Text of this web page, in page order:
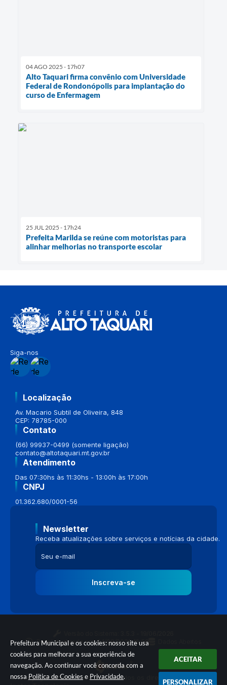
Prefeitura Municipal e os cookies: nosso site usa
cookies para melhorar a sua experiência de
navegação. Ao continuar você concorda com a
nossa Política de Cookies e Privacidade.
ACEITAR
PERSONALIZAR
04 AGO 2025 - 17h07
Alto Taquari firma convênio com Universidade
Federal de Rondonópolis para implantação do
curso de Enfermagem
25 JUL 2025 - 17h24
Prefeita Marilda se reúne com motoristas para
alinhar melhorias no transporte escolar
Siga-nos
Localização
Av. Macario Subtil de Oliveira, 848
CEP: 78785-000
Contato
(66) 99937-0499 (somente ligação)
contato@altotaquari.mt.gov.br
Atendimento
Das 07:30hs às 11:30hs - 13:00h às 17:00h
CNPJ
01.362.680/0001-56
Newsletter
Receba atualizações sobre serviços e notícias da cidade.
Inscreva-se
Portal atualizado em:04/08/2026 16:58
© Copyright Instar - 2006-2026. Todos os direitos reservados -